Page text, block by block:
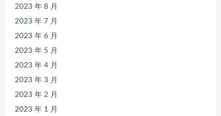
2023 年 8 月
2023 年 7 月
2023 年 6 月
2023 年 5 月
2023 年 4 月
2023 年 3 月
2023 年 2 月
2023 年 1 月